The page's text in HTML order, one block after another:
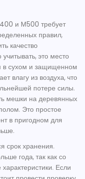
и М500 требует
правил,
качество
это место
в сухом и защищенном
влагу из воздуха, что
потере силы.
мешки на деревянных
Это простое
в пригодном для
срок хранения.
года, так как со
Если